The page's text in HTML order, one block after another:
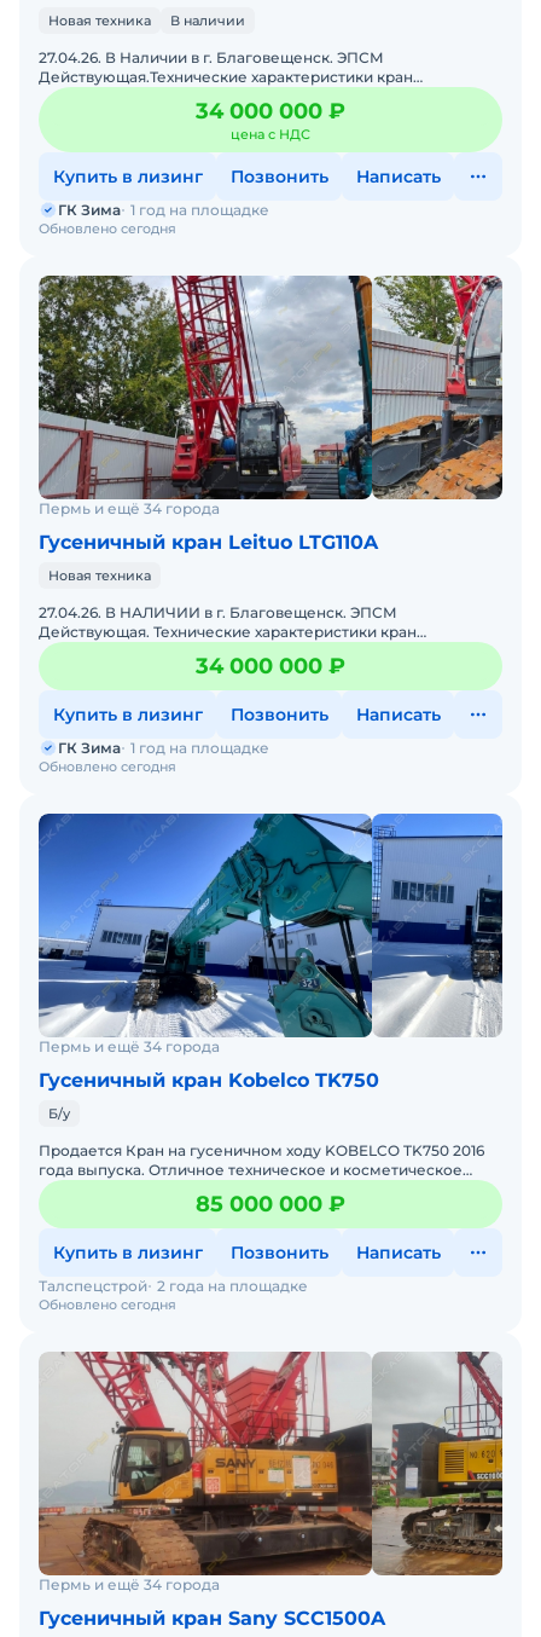
Новая техника В наличии
27.04.26. В Наличии в г. Благовещенск. ЭПСМ
Действующая.Технические характеристики кран
гусеничный Sany SCC1100A• Год выпуска: 2024;• Страна:
Китай;Эк
34 000 000 ₽
цена с НДС
Купить в лизинг Позвонить Написать
Обновлено сегодня
ГК Зима 1 год на площадке
Пермь и ещё 34 города
Гусеничный кран Leituo LTG110A
Новая техника
27.04.26. В НАЛИЧИИ в г. Благовещенск. ЭПСМ
Действующая. Технические характеристики кран
гусеничный Leituo (аналог Sany SCC1100A):• Год выпуска:
2024;&bul
34 000 000 ₽
Купить в лизинг Позвонить Написать
Обновлено сегодня
ГК Зима 1 год на площадке
Пермь и ещё 34 города
Гусеничный кран Kobelco TK750
Б/у
Продается Кран на гусеничном ходу KOBELCO TK750 2016
года выпуска. Отличное техническое и косметическое
состояние, готов к эксплуатации. Наработка составляет 6
85 000 000 ₽
Купить в лизинг Позвонить Написать
Обновлено сегодня
Талспецстрой 2 года на площадке
Пермь и ещё 34 города
Гусеничный кран Sany SCC1500A